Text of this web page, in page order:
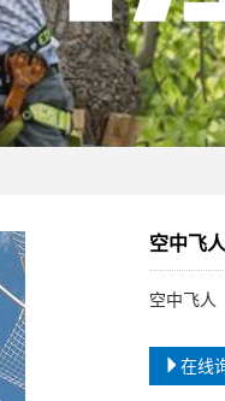
空中飞
空中飞人
在线